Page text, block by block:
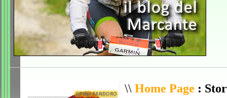
\\ Home Page :